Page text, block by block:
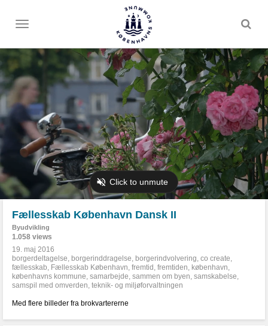
Toggle
Fællesskab København Dansk II
Byudvikling
1.058 views
19. maj 2016
borgerdeltagelse, borgerinddragelse, borgerindvolvering, co create,
fællesskab, Fællesskab København, fremtid , fremtiden, københavn,
københavns kommune, samarbejde, sammen om byen, samskabelse,
samspil med omverden, teknik- og miljøforvaltningen
Med flere billeder fra brokvartererne